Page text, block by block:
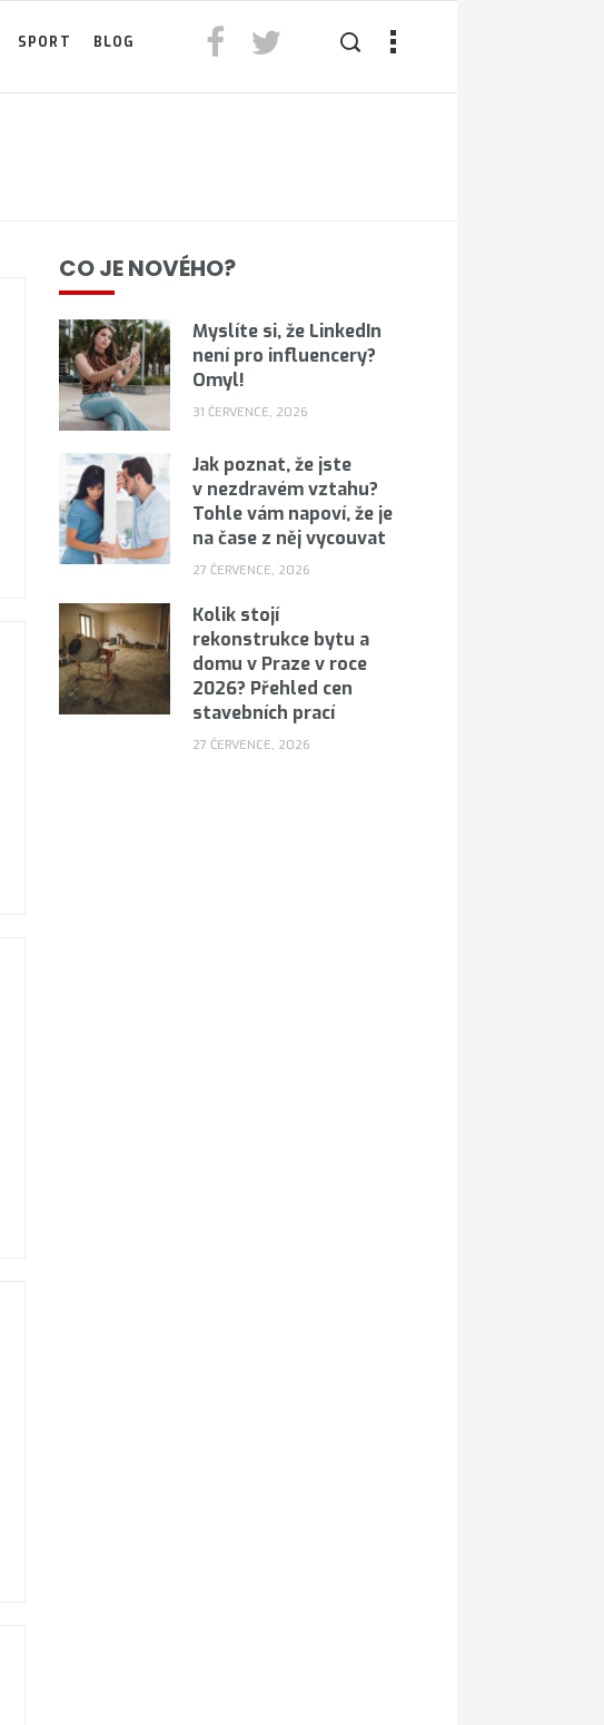
SPORT BLOG
CO JE NOVÉHO?
Myslíte si, že LinkedIn
není pro influencery?
Omyl!
31 ČERVENCE, 2026
Jak poznat, že jste
v nezdravém vztahu?
Tohle vám napoví, že je
na čase z něj vycouvat
27 ČERVENCE, 2026
Kolik stojí
rekonstrukce bytu a
domu v Praze v roce
2026? Přehled cen
stavebních prací
27 ČERVENCE, 2026